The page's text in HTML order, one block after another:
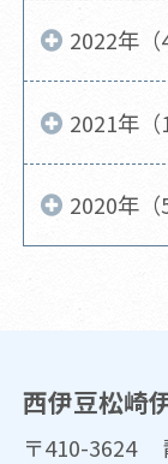
2022年（4
2021年（
2020年（5
西伊豆松崎
〒410-3624